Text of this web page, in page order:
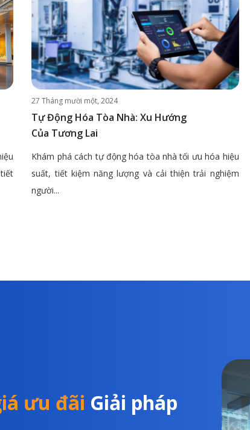
27 Tháng mười một, 2024
Tự Động Hóa Tòa Nhà: Xu Hướng
Của Tương Lai
Khám phá cách tự động hóa tòa nhà tối ưu hóa hiệu
suất, tiết kiệm năng lượng và cải thiện trải nghiệm
người...
ưu đãi Giải pháp